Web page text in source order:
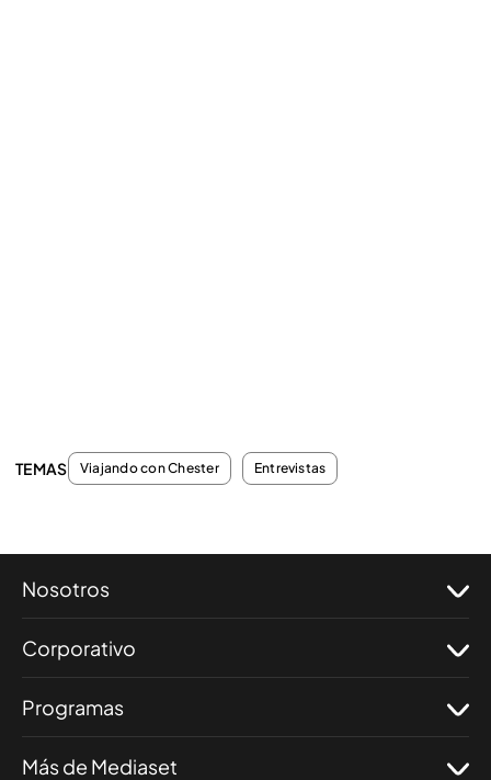
TEMAS Viajando con Chester Entrevistas
Nosotros
Corporativo
Programas
Más de Mediaset